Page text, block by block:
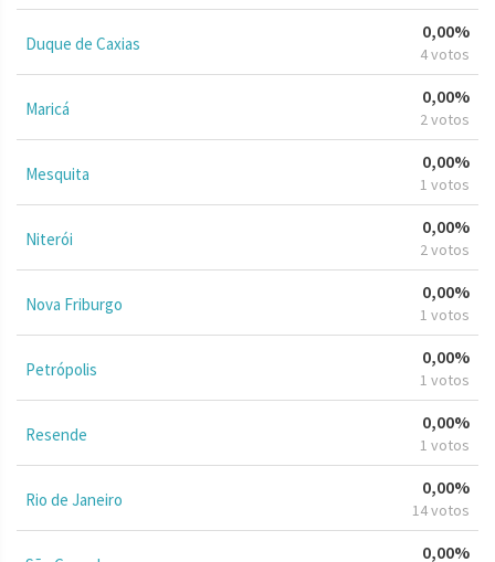
Duque de Caxias
0,00%
4 votos
Maricá
0,00%
2 votos
Mesquita
0,00%
1 votos
Niterói
0,00%
2 votos
Nova Friburgo
0,00%
1 votos
Petrópolis
0,00%
1 votos
Resende
0,00%
1 votos
Rio de Janeiro
0,00%
14 votos
0,00%